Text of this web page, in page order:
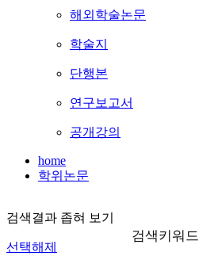
해외학술논문
학술지
단행본
연구보고서
공개강의
home
학위논문
검색결과 좁혀 보기
선택해제
검색키워드